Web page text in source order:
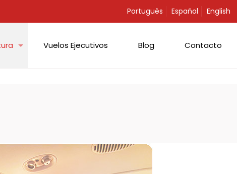
Português Español English
Vuelos Ejecutivos Blog Contacto